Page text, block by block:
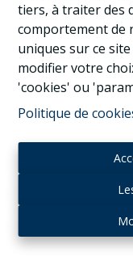
tiers, à traiter des
comportement de
uniques sur ce
modifier votre
'cookies' ou
Politique de
Housing and
Chaussée de
Tél : + 32 (0)475